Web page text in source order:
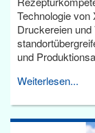
Technologie von
Druckereien
und
Weiterlesen...